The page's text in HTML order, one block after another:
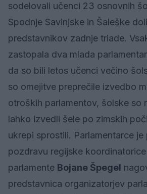
sodelovali učenci 23 osnovnih
Spodnje Savinjske in Šaleške
predstavnikov zadnje triade.
zastopala dva mlada
da so bili letos učenci večino
so omejitve preprečile izvedbo
otroških parlamentov, šolske so
lahko izvedli šele po zimskih
ukrepi sprostili. Parlamentarce je
pozdravu regijske
parlamente Bojane Špegel
predstavnica organizatorjev